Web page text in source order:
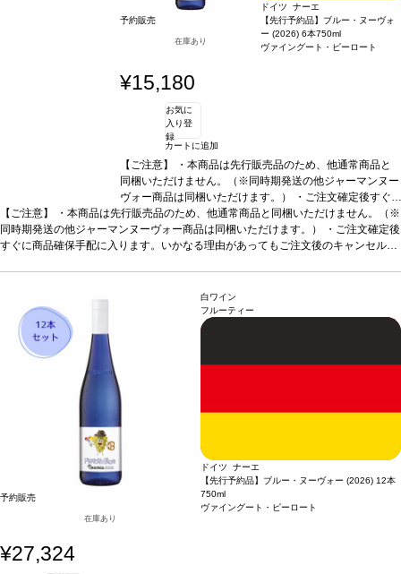
予約販売
在庫あり
ドイツ ナーエ
【先行予約品】ブルー・ヌーヴォ
ー (2026) 6本750ml
ヴァイングート・ピーロート
¥15,180
お気に
入り登
録
カートに追加
【ご注意】
・本商品は先行販売品のため、他通常商品と
同梱いただけません。（※同時期発送の他ジャーマンヌー
ヴォー商品は同梱いただけます。） ・ご注文確定後すぐ
に商品確保手配に入ります。いかなる理由があってもご注
文後のキャンセルは承っておりません。 ・手配完了後、
システム設定上ご注文手配完了の通知が送付されますが、
頂戴いたします。 ・値引きクーポンはご利用いただけま
せん。 ・クール便発送はお選びいただけません。
【ご注意】
・本商品は先行販売品のため、他通常商品と同梱いただけません。（※
同時期発送の他ジャーマンヌーヴォー商品は同梱いただけます。） ・ご注文確定後
すぐに商品確保手配に入ります。いかなる理由があってもご注文後のキャンセルは
ます。 ・お届け先1件につき送料1,760円を頂戴いたします。 ・値引きクーポンは
ご利用いただけません。 ・クール便発送はお選びいただけません。
予約販売
在庫あり
白ワイン
フルーティー
ドイツ ナーエ
【先行予約品】ブルー・ヌーヴォー (2026) 12本
750ml
ヴァイングート・ピーロート
¥27,324